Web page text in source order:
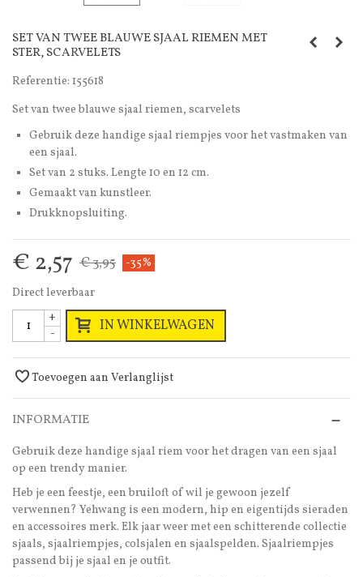
SET VAN TWEE BLAUWE SJAAL RIEMEN MET
STER, SCARVELETS
Referentie: 155618
Set van twee blauwe sjaal riemen, scarvelets
Gebruik deze handige sjaal riempjes voor het vastmaken van
een sjaal.
Set van 2 stuks. Lengte 10 en 12 cm.
Gemaakt van kunstleer.
Drukknopsluiting.
€ 2,57 € 3,95
-35%
Direct leverbaar
-
+ IN WINKELWAGEN
Toevoegen aan Verlanglijst
INFORMATIE
Gebruik deze handige sjaal riem voor het dragen van een sjaal
op een trendy manier.
Heb je een feestje, een bruiloft of wil je gewoon jezelf
verwennen? Yehwang is een modern, hip en eigentijds sieraden
en accessoires merk. Elk jaar weer met een schitterende collectie
sjaals, sjaalriempjes, colsjalen en sjaalspelden. Sjaalriempjes
passend bij je sjaal en je outfit.